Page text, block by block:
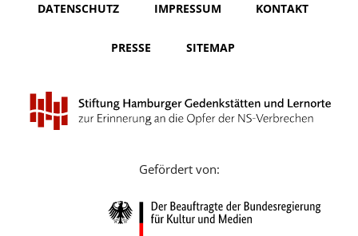
Nederlands
Português
Русский
DATENSCHUTZ IMPRESSUM KONTAKT
PRESSE SITEMAP
Gefördert von: